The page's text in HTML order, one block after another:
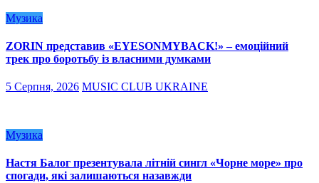
Музика
ZORIN представив «EYESONMYBACK!» – емоційний
трек про боротьбу із власними думками
5 Серпня, 2026 MUSIC CLUB UKRAINE
Музика
Настя Балог презентувала літній сингл «Чорне море» про
спогади, які залишаються назавжди